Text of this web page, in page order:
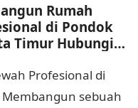
Rumah
di Pondok
Timur Hubungi
Profesional di
Membangun sebuah